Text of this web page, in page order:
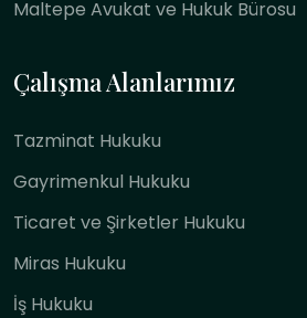
Maltepe Avukat ve Hukuk Bürosu
Çalışma Alanlarımız
Tazminat Hukuku
Gayrimenkul Hukuku
Ticaret ve Şirketler Hukuku
Miras Hukuku
İş Hukuku